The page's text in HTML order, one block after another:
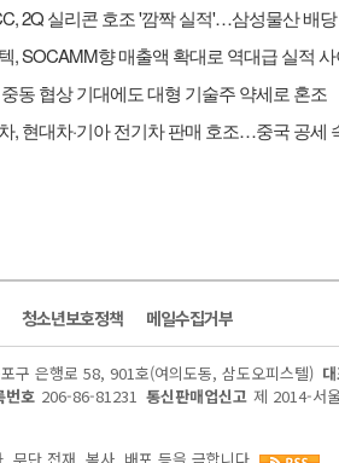
동 협상 기대에도 대형 기술주 약세로 혼조
청소년보호정책 메일수집거부
구 은행로 58, 901호(여의도동, 삼도오피스텔)
번호 206-86-81231 통신판매업신고 제 2014-서